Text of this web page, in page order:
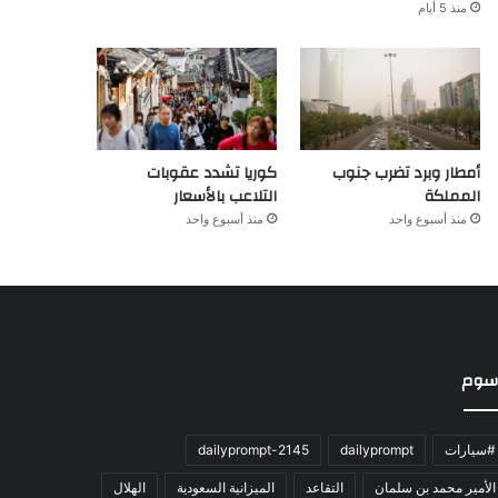
منذ 5 أيام
أمطار وبرد تضرب جنوب
المملكة
منذ أسبوع واحد
كوريا تشدد عقوبات
التلاعب بالأسعار
منذ أسبوع واحد
#سيارات dailyprompt
dailyprompt-2145
الأمير محمد بن سلمان التقاعد الميزانية السعودية الهلال